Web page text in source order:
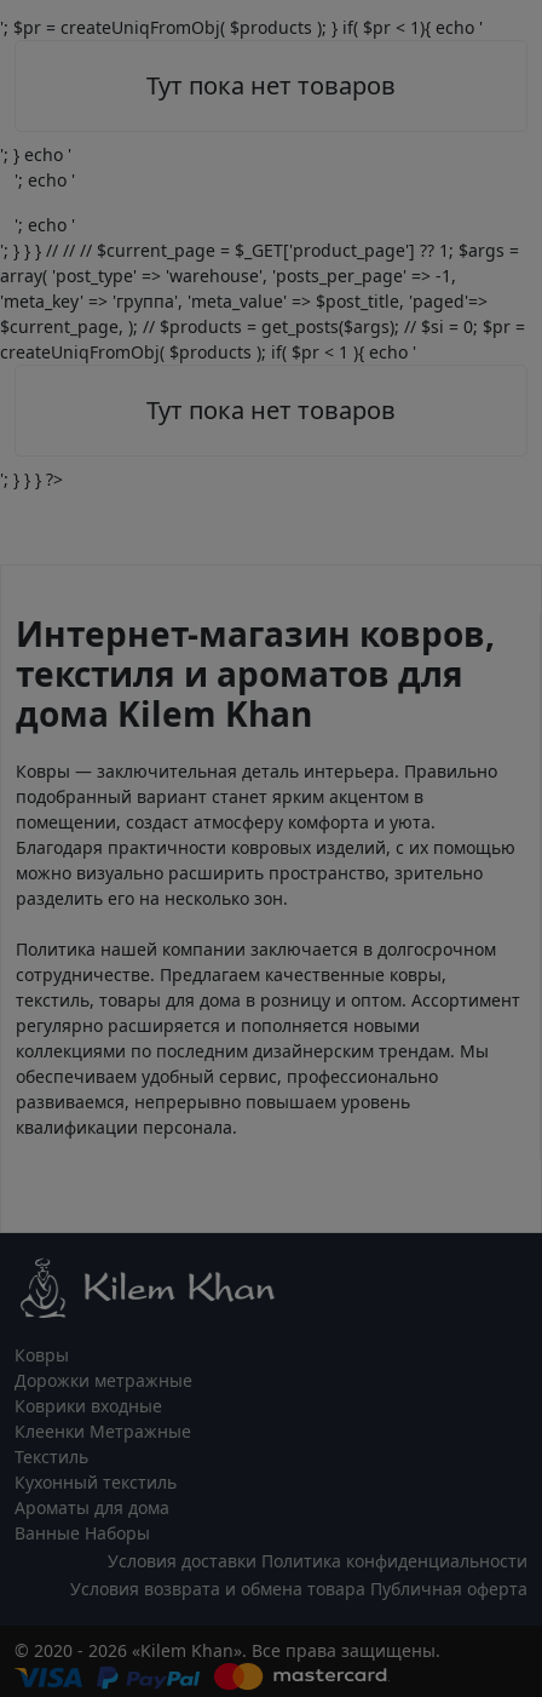
'; $pr = createUniqFromObj( $products ); } if( $pr < 1){ echo '
Тут пока нет товаров
'; } echo '
'; echo '
'; echo '
'; } } } // // // $current_page = $_GET['product_page'] ?? 1; $args =
array( 'post_type' => 'warehouse', 'posts_per_page' => -1,
'meta_key' => 'группа', 'meta_value' => $post_title, 'paged'=>
$current_page, ); // $products = get_posts($args); // $si = 0; $pr =
createUniqFromObj( $products ); if( $pr < 1 ){ echo '
Тут пока нет товаров
'; } } } ?>
Интернет-магазин ковров,
текстиля и ароматов для
дома Kilem Khan
Ковры — заключительная деталь интерьера. Правильно
подобранный вариант станет ярким акцентом в
помещении, создаст атмосферу комфорта и уюта.
Благодаря практичности ковровых изделий, с их помощью
можно визуально расширить пространство, зрительно
разделить его на несколько зон.
Политика нашей компании заключается в долгосрочном
сотрудничестве. Предлагаем качественные ковры,
текстиль, товары для дома в розницу и оптом. Ассортимент
регулярно расширяется и пополняется новыми
коллекциями по последним дизайнерским трендам. Мы
обеспечиваем удобный сервис, профессионально
развиваемся, непрерывно повышаем уровень
квалификации персонала.
Ковры
Дорожки метражные
Коврики входные
Клеенки Метражные
Текстиль
Кухонный текстиль
Ароматы для дома
Ванные Наборы
Условия доставки Политика конфиденциальности
Условия возврата и обмена товара Публичная оферта
© 2020 - 2026 «Kilem Khan». Все права защищены.